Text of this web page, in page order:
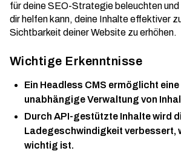
für deine SEO-Strategie beleuchten
dir helfen kann, deine Inhalte effektiver
Sichtbarkeit deiner Website zu erhöhen.
Wichtige Erkenntnisse
Ein Headless CMS ermöglicht
unabhängige Verwaltung von
Durch API-gestützte Inhalte wird
Ladegeschwindigkeit verbessert,
wichtig ist.